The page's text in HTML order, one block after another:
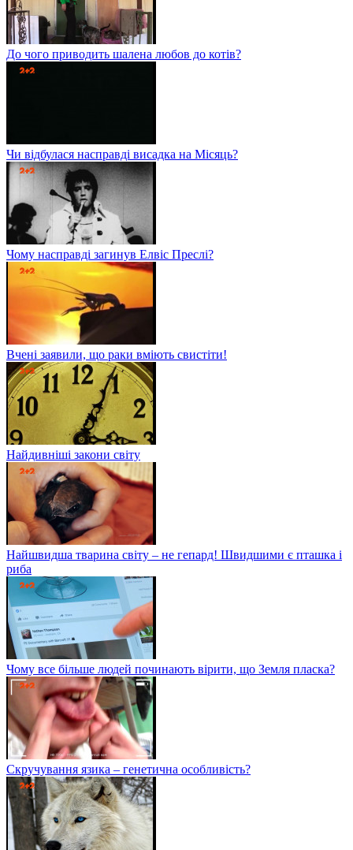
До чого приводить шалена любов до котів?
Чи відбулася насправді висадка на Місяць?
Чому насправді загинув Елвіс Преслі?
Вчені заявили, що раки вміють свистіти!
Найдивніші закони світу
Найшвидша тварина світу – не гепард! Швидшими є пташка і
риба
Чому все більше людей починають вірити, що Земля пласка?
Скручування язика – генетична особливість?